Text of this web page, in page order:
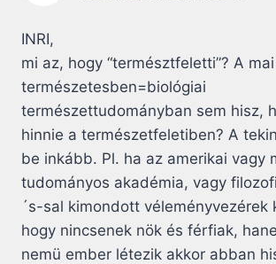
INRI,
mi az, hogy “természtfeletti”? A
természetesben=biológiai
természettudományban sem hisz,
hinnie a természetfeletiben? A
be inkább. Pl. ha az amerikai vagy
tudományos akadémia, vagy
´s-sal kimondott véleményvezérek
hogy nincsenek nök és férfiak,
nemü ember létezik akkor abban